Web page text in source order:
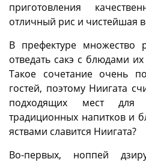
приготовления
отличный рис и чистейшая
В префектуре множество
отведать сакэ с блюдами
Такое сочетание очень
гостей, поэтому Ниигата
подходящих мест для
традиционных напитков и
яствами славится Ниигата?
Во-первых, ноппей